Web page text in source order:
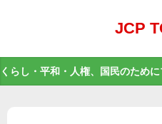
JCP
くらし・平和・人権、国民のため